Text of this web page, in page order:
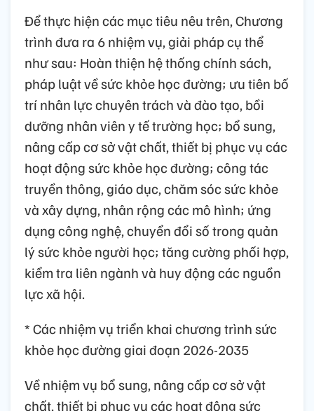
Để thực hiện các mục tiêu nêu trên, Chương
trình đưa ra 6 nhiệm vụ, giải pháp cụ thể
như sau: Hoàn thiện hệ thống chính sách,
pháp luật về sức khỏe học đường; ưu tiên bố
trí nhân lực chuyên trách và đào tạo, bồi
dưỡng nhân viên y tế trường học; bổ sung,
nâng cấp cơ sở vật chất, thiết bị phục vụ các
hoạt động sức khỏe học đường; công tác
truyền thông, giáo dục, chăm sóc sức khỏe
và xây dựng, nhân rộng các mô hình; ứng
dụng công nghệ, chuyển đổi số trong quản
lý sức khỏe người học; tăng cường phối hợp,
kiểm tra liên ngành và huy động các nguồn
lực xã hội.
* Các nhiệm vụ triển khai chương trình sức
khỏe học đường giai đoạn 2026-2035
Về nhiệm vụ bổ sung, nâng cấp cơ sở vật
chất, thiết bị phục vụ các hoạt động sức